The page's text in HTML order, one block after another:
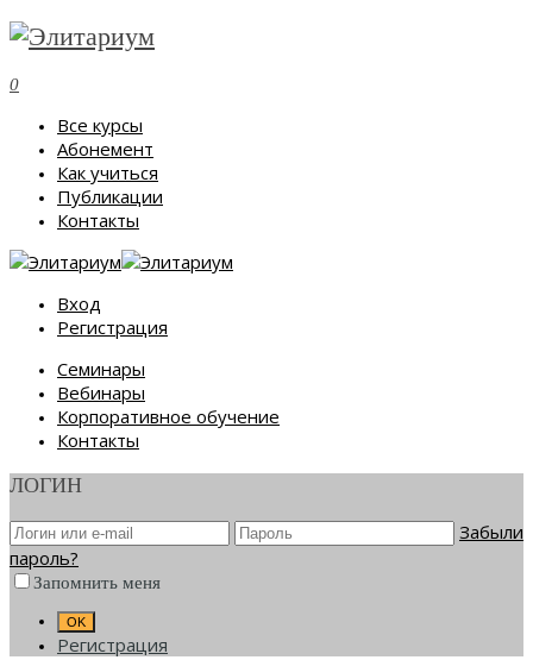
0
Все курсы
Абонемент
Как учиться
Публикации
Контакты
Вход
Регистрация
Семинары
Вебинары
Корпоративное обучение
Контакты
ЛОГИН
Забыли
пароль?
Запомнить меня
Регистрация